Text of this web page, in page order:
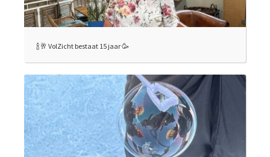
🍾🥂 VolZicht bestaat 15 jaar 🥳